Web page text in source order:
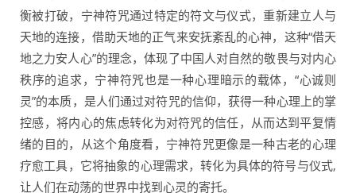
衡被打破，宁神符咒通过特定的符文与仪式，重新建立人与
天地的连接，借助天地的正气来安抚紊乱的心神，这种“借天
地之力安人心”的理念，体现了中国人对自然的敬畏与对内心
秩序的追求，宁神符咒也是一种心理暗示的载体，“心诚则
灵”的本质，是人们通过对符咒的信仰，获得一种心理上的掌
控感，将内心的焦虑转化为对符咒的信任，从而达到平复情
绪的目的，从这个角度看，宁神符咒更像是一种古老的心理
疗愈工具，它将抽象的心理需求，转化为具体的符号与仪式,
让人们在动荡的世界中找到心灵的寄托。